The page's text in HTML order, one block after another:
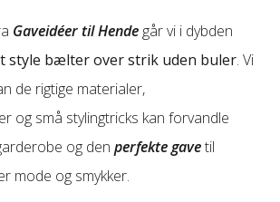
Gaveidéer til Hende går vi i dybden
style bælter over strik uden buler. Vi
de rigtige materialer,
og små stylingtricks kan forvandle
og den perfekte gavetil
mode og smykker.